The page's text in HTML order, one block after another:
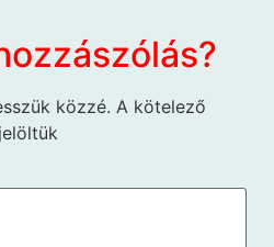
közzé. A kötelező